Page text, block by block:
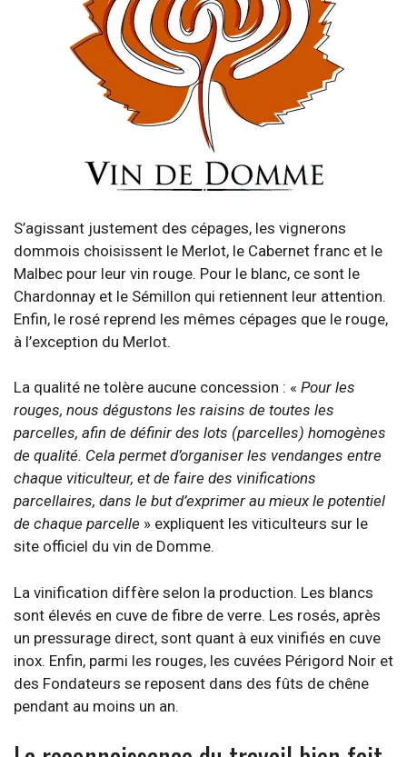
S’agissant justement des cépages, les vignerons
dommois choisissent le Merlot, le Cabernet franc et le
Malbec pour leur vin rouge. Pour le blanc, ce sont le
Chardonnay et le Sémillon qui retiennent leur attention.
Enfin, le rosé reprend les mêmes cépages que le rouge,
à l’exception du Merlot.
La qualité ne tolère aucune concession : « Pour les
rouges, nous dégustons les raisins de toutes les
parcelles, afin de définir des lots (parcelles) homogènes
de qualité. Cela permet d’organiser les vendanges entre
chaque viticulteur, et de faire des vinifications
parcellaires, dans le but d’exprimer au mieux le potentiel
de chaque parcelle » expliquent les viticulteurs sur le
site officiel du vin de Domme.
La vinification diffère selon la production. Les blancs
sont élevés en cuve de fibre de verre. Les rosés, après
un pressurage direct, sont quant à eux vinifiés en cuve
inox. Enfin, parmi les rouges, les cuvées Périgord Noir et
des Fondateurs se reposent dans des fûts de chêne
pendant au moins un an.